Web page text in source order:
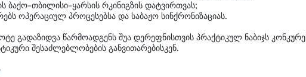
ბაქო–თბილისი–ყარსის რკინიგზის დატვირთვას;
ოპერაციულ პროცესებსა და საბაჟო სინქრონიზაციას.
გადაზიდვა წარმოადგენს შუა დერეფნისთვის პრაქტიკულ ნაბიჯს
შესაძლებლობების განვითარებისკენ.